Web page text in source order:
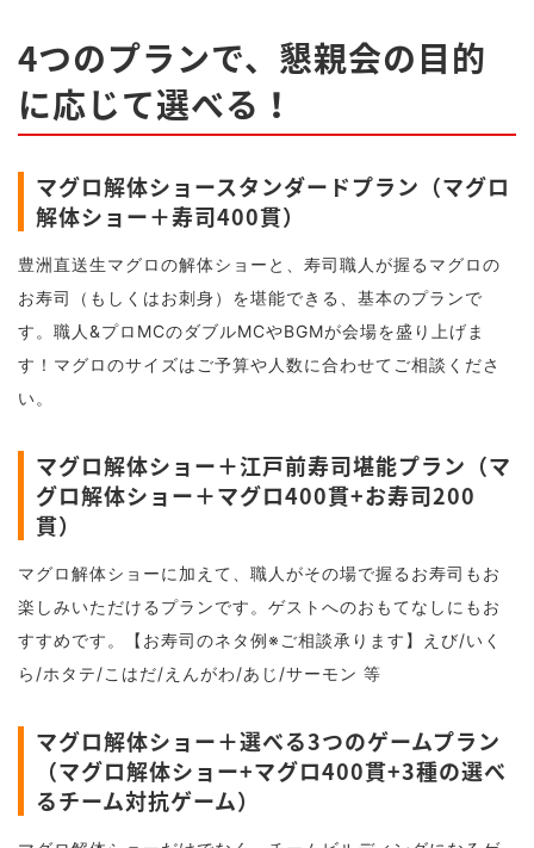
4つのプランで、懇親会の目的
に応じて選べる！
マグロ解体ショースタンダードプラン（マグロ
解体ショー＋寿司400貫）
豊洲直送生マグロの解体ショーと、寿司職人が握るマグロの
お寿司（もしくはお刺身）を堪能できる、基本のプランで
す。職人&プロMCのダブルMCやBGMが会場を盛り上げま
す！マグロのサイズはご予算や人数に合わせてご相談くださ
い。
マグロ解体ショー＋江戸前寿司堪能プラン（マ
グロ解体ショー＋マグロ400貫+お寿司200
貫）
マグロ解体ショーに加えて、職人がその場で握るお寿司もお
楽しみいただけるプランです。ゲストへのおもてなしにもお
すすめです。【お寿司のネタ例※ご相談承ります】えび/いく
ら/ホタテ/こはだ/えんがわ/あじ/サーモン 等
マグロ解体ショー＋選べる3つのゲームプラン
（マグロ解体ショー+マグロ400貫+3種の選べ
るチーム対抗ゲーム）